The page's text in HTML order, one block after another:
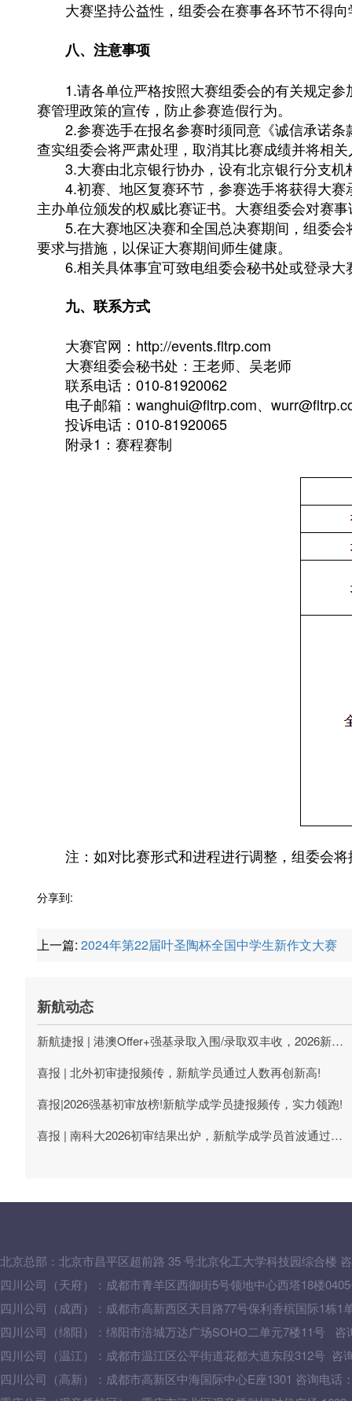
大赛坚持公益性，组委会在赛事各环节不得向
八、注意事项
1.请各单位严格按照大赛组委会的有关规定参
赛管理政策的宣传，防止参赛造假行为。
2.参赛选手在报名参赛时须同意《诚信承诺条
查实组委会将严肃处理，取消其比赛成绩并将相
3.大赛由北京银行协办，设有北京银行分支机
4.初赛、地区复赛环节，参赛选手将获得大赛
主办单位颁发的权威比赛证书。大赛组委会对赛
5.在大赛地区决赛和全国总决赛期间，组委会
要求与措施，以保证大赛期间师生健康。
6.相关具体事宜可致电组委会秘书处或登录大
九、联系方式
大赛官网：http://events.fltrp.com
大赛组委会秘书处：王老师、吴老师
联系电话：010-81920062
电子邮箱：wanghui@fltrp.com、
投诉电话：010-81920065
附录1：赛程赛制
注：如对比赛形式和进程进行调整，组委会将
分享到:
上一篇: 2024年第22届叶圣陶杯全国中学生新作文大赛
新航动态
新航捷报 | 港澳Offer+强基录取入围/录取双丰收，2026新航学成第一波升学喜报刷屏!
喜报 | 北外初审捷报频传，新航学员通过人数再创新高!
喜报|2026强基初审放榜!新航学成学员捷报频传，实力领跑!
喜报 | 南科大2026初审结果出炉，新航学成学员首波通过喜讯来袭!
北京总部： 北京市昌平区超前路 35 号北京化工大学科技园综合楼
四川公司（天府）：成都市青羊区西御街5号领地中心西塔18楼
四川公司（成西）：成都市高新西区天目路77号保利香槟国际1栋1
四川公司（绵阳）：绵阳市涪城万达广场SOHO二单元7楼11号 咨
四川公司（温江）：成都市温江区公平街道花都大道东段312号 咨
四川公司（高新）：成都市高新区中海国际中心E座1301 咨询电话